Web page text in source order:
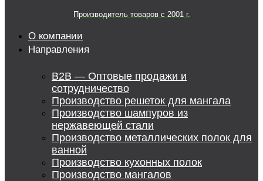
Производитель товаров c 2001 г.
О компании
Направления
B2B — Оптовые продажи и
сотрудничество
Производство решеток для мангала
Производство шампуров из
нержавеющей стали
Производство металлических полок для
ванной
Производство кухонных полок
Производство мангалов